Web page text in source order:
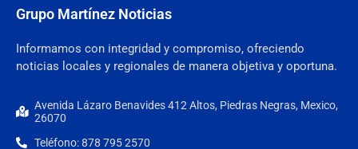
Grupo Martínez Noticias
Informamos con integridad y compromiso, ofreciendo
noticias locales y regionales de manera objetiva y oportuna.
Avenida Lázaro Benavides 412 Altos, Piedras Negras, Mexico,
26070
Teléfono: 878 795 2570